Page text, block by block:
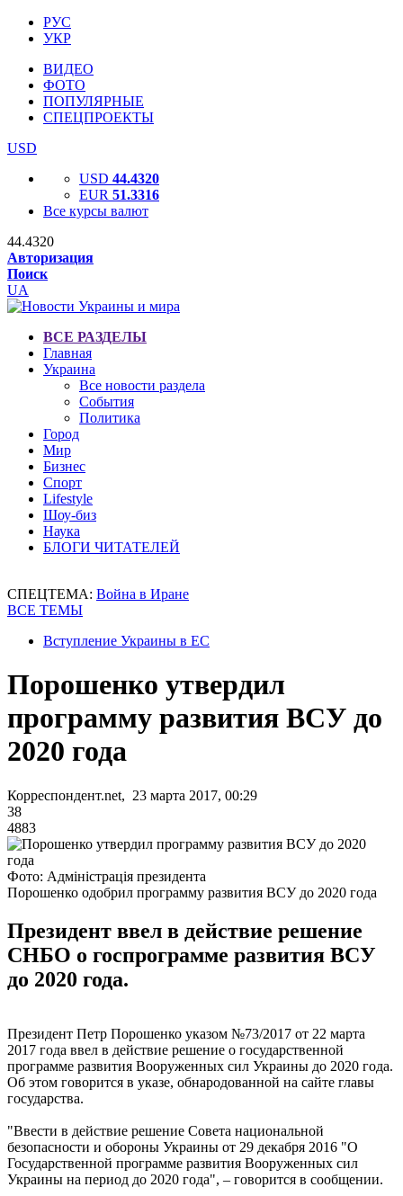
РУС
УКР
ВИДЕО
ФОТО
ПОПУЛЯРНЫЕ
СПЕЦПРОЕКТЫ
USD
USD 44.4320
EUR 51.3316
Все курсы валют
44.4320
Авторизация
Поиск
UA
ВСЕ РАЗДЕЛЫ
Главная
Украина
Все новости раздела
События
Политика
Город
Мир
Бизнес
Спорт
Lifestyle
Шоу-биз
Наука
БЛОГИ ЧИТАТЕЛЕЙ
СПЕЦТЕМА: Война в Иране
ВСЕ ТЕМЫ
Вступление Украины в ЕС
Порошенко утвердил
программу развития ВСУ до
2020 года
Корреспондент.net, 23 марта 2017, 00:29
38
4883
Фото: Адміністрація президента
Порошенко одобрил программу развития ВСУ до 2020 года
Президент ввел в действие решение
СНБО о госпрограмме развития ВСУ
до 2020 года.
Президент Петр Порошенко указом №73/2017 от 22 марта
2017 года ввел в действие решение о государственной
программе развития Вооруженных сил Украины до 2020 года.
Об этом говорится в указе, обнародованной на сайте главы
государства.
"Ввести в действие решение Совета национальной
безопасности и обороны Украины от 29 декабря 2016 "О
Государственной программе развития Вооруженных сил
Украины на период до 2020 года", – говорится в сообщении.